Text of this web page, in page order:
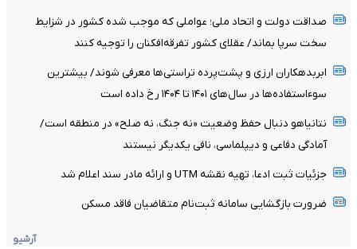
صداقت دولت و اتحاد ملی؛ عواملی که موجب شده کشور در شزایط
سخت سرپا بماند/ عقلای کشور تفرقه‌افکنان را توجیه کنند
ابربدهکاران ارزی و پشت‌پرده تراستی‌ها معرفی شوند/ بیشترین
سوءاستفاده‌ها در سال‌های ۱۴۰۱ تا ۱۴۰۴ رخ داده است
نتانیاهو دنبال حفظ وضعیت «نه جنگ، نه صلح» در منطقه است/
آمادگی دفاعی و دیپلماسی، نافی یکدیگر نیستند
جزئیات ثبت ادعا، تهیه نقشه UTM و ارائه مادر سند اعلام شد
ضرورت بازگشایی سامانه ثبت‌نام متقاضیان فاقد مسکن
آرشیو